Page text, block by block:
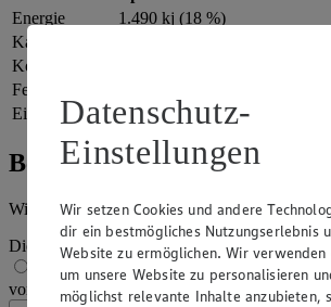
Energie
1.490 kj (18 %)
Kalorien
Kohlenhydrate
Fett
Eiweiß
5 g
Bewertung
Wie hat es dir geschmeckt?
Die Bewertung wird automatisch gespeichert
1 von 5 Sternen
2 von 5 Sternen
von 5 Sternen
5 von 5 Sternen
Datenschutz-
Einstellungen
Wir setzen Cookies und andere
dir ein bestmögliches Nutzungserlebnis
Website zu ermöglichen. Wir verwenden
um unsere Website zu personalisieren
möglichst relevante Inhalte anzubieten,